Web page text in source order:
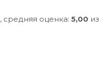
, средняя оценка: 5,00 из